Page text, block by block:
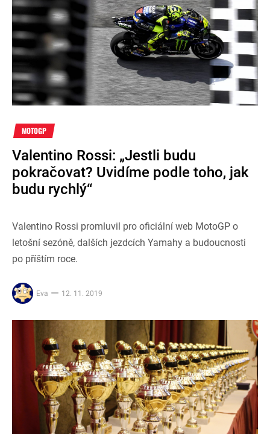
MOTOGP
Valentino Rossi: „Jestli budu
pokračovat? Uvidíme podle toho, jak
budu rychlý“
Valentino Rossi promluvil pro oficiální web MotoGP o
letošní sezóně, dalších jezdcích Yamahy a budoucnosti
po příštím roce.
Eva 12. 11. 2019